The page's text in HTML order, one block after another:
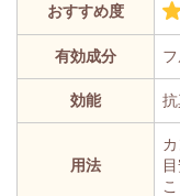
おすすめ度
有効成分
効能
用法
こ